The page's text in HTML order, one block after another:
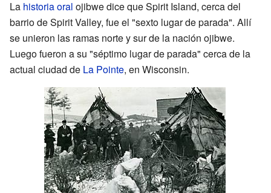
La historia oral ojibwe dice que Spirit Island, cerca del
barrio de Spirit Valley, fue el "sexto lugar de parada". Allí
se unieron las ramas norte y sur de la nación ojibwe.
Luego fueron a su "séptimo lugar de parada" cerca de la
actual ciudad de La Pointe, en Wisconsin.